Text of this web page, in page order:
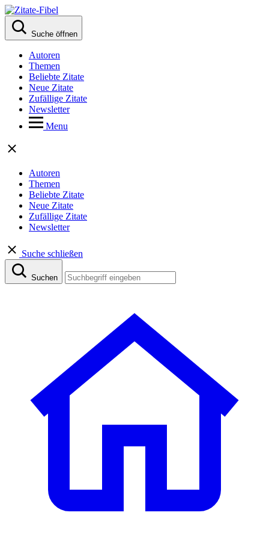
Suche öffnen
Autoren
Themen
Beliebte Zitate
Neue Zitate
Zufällige Zitate
Newsletter
Menu
Autoren
Themen
Beliebte Zitate
Neue Zitate
Zufällige Zitate
Newsletter
Suche schließen
Suchen